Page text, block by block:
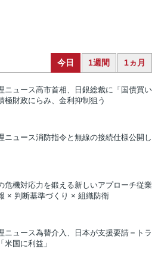
今日 1週間 1ヵ月
ニュース高市首相、日銀総裁に「国債買い
極財政にらみ、金利抑制狙う
ニュース消防指令と無線の接続仕様公開し
危機対応力を鍛える新しいアプローチ従業
× 判断基準づくり × 組織防衛
ニュース為替介入、日本が支援要請＝トラ
米国に利益」